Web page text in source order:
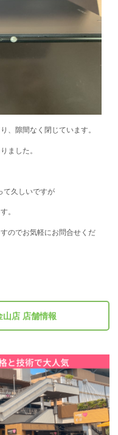
、隙間なく閉じています。
ました。
て久しいですが
。
のでお気軽にお問合せくだ
山店 店舗情報